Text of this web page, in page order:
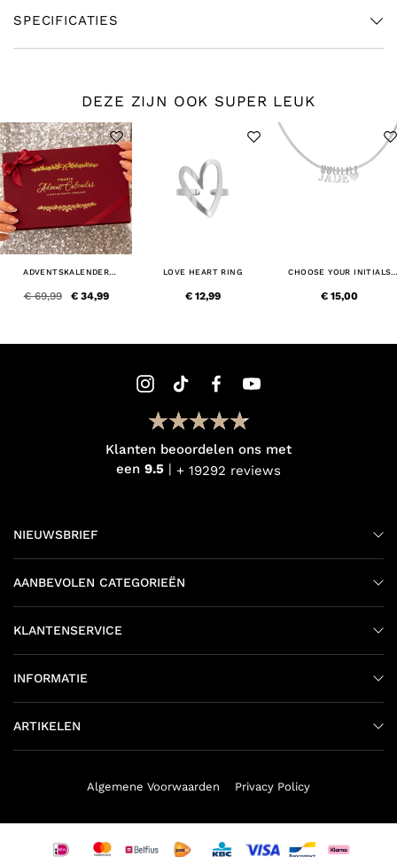
SPECIFICATIES
DEZE ZIJN OOK SUPER LEUK
ADVENTSKALENDER
€ 34,99
€ 69,99
LOVE HEART RING
€ 12,99
CHOOSE YOUR INITIALS
€ 15,00
Klanten beoordelen ons met
een 9.5 + 19292 reviews
NIEUWSBRIEF
AANBEVOLEN CATEGORIEËN
KLANTENSERVICE
INFORMATIE
ARTIKELEN
Algemene Voorwaarden Privacy Policy